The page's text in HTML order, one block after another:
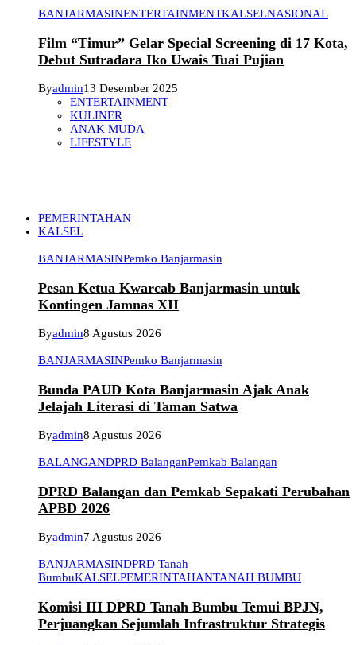
BANJARMASINENTERTAINMENTKALSELNASIONAL
Film “Timur” Gelar Special Screening di 17 Kota,
Debut Sutradara Iko Uwais Tuai Pujian
Byadmin13 Desember 2025
ENTERTAINMENT
KULINER
ANAK MUDA
LIFESTYLE
PEMERINTAHAN
KALSEL
BANJARMASINPemko Banjarmasin
Pesan Ketua Kwarcab Banjarmasin untuk
Kontingen Jamnas XII
Byadmin8 Agustus 2026
BANJARMASINPemko Banjarmasin
Bunda PAUD Kota Banjarmasin Ajak Anak
Jelajah Literasi di Taman Satwa
Byadmin8 Agustus 2026
BALANGANDPRD BalanganPemkab Balangan
DPRD Balangan dan Pemkab Sepakati Perubahan
APBD 2026
Byadmin7 Agustus 2026
BANJARMASINDPRD Tanah
BumbuKALSELPEMERINTAHANTANAH BUMBU
Komisi III DPRD Tanah Bumbu Temui BPJN,
Perjuangkan Sejumlah Infrastruktur Strategis